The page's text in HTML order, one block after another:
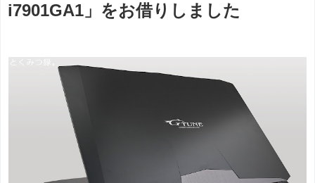
i7901GA1」をお借りしました